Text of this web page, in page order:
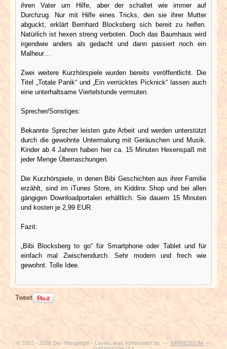
ihren Vater um Hilfe, aber der schaltet wie immer auf
Durchzug. Nur mit Hilfe eines Tricks, den sie ihrer Mutter
abguckt, erklärt Bernhard Blocksberg sich bereit zu helfen.
Natürlich ist hexen streng verboten. Doch das Baumhaus wird
irgendwie anders als gedacht und dann passiert noch ein
Malheur…
Zwei weitere Kurzhörspiele wurden bereits veröffentlicht. Die
Titel „Totale Panik“ und „Ein verrücktes Picknick“ lassen auch
eine unterhaltsame Viertelstunde vermuten.
Sprecher/Sonstiges:
Bekannte Sprecher leisten gute Arbeit und werden unterstützt
durch die gewohnte Untermalung mit Geräuschen und Musik.
Kinder ab 4 Jahren haben hier ca. 15 Minuten Hexenspaß mit
jeder Menge Überraschungen.
Die Kurzhörspiele, in denen Bibi Geschichten aus ihrer Familie
erzählt, sind im iTunes Store, im Kiddinx Shop und bei allen
gängigen Downloadportalen erhältlich. Sie dauern 15 Minuten
und kosten je 2,99 EUR.
Fazit:
„Bibi Blocksberg to go“ für Smartphone oder Tablet und für
einfach mal Zwischendurch. Sehr modern und frech wie
gewohnt. Tolle Idee.
Tweet
© 2002 - 2026 Der Hörspiegel - Lesen, was hörenswert ist. ---IMPRESSUM ---